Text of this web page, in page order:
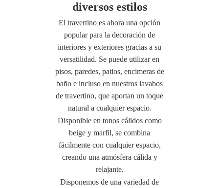
diversos estilos
El travertino es ahora una opción
popular para la decoración de
interiores y exteriores gracias a su
versatilidad. Se puede utilizar en
pisos, paredes, patios, encimeras de
baño e incluso en nuestros lavabos
de travertino, que aportan un toque
natural a cualquier espacio.
Disponible en tonos cálidos como
beige y marfil, se combina
fácilmente con cualquier espacio,
creando una atmósfera cálida y
relajante.
Disponemos de una variedad de